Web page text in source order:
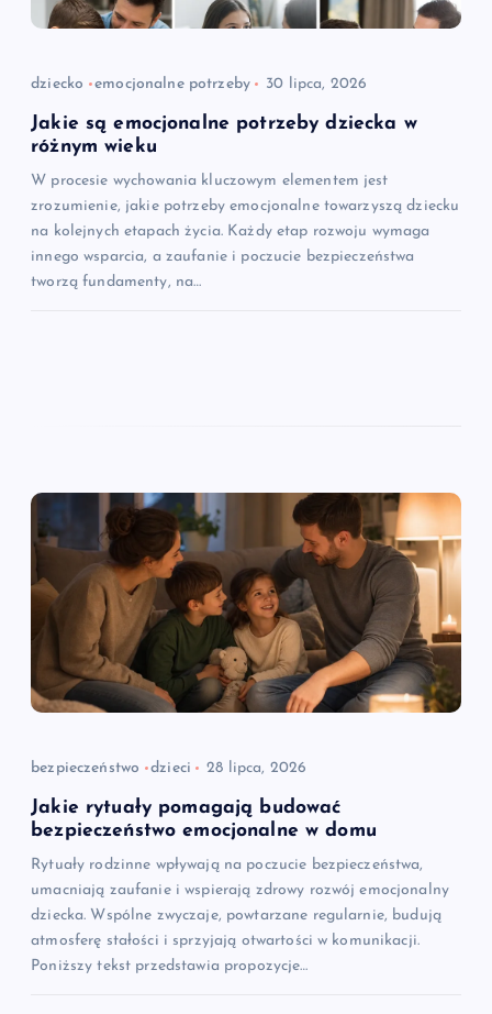
dziecko emocjonalne potrzeby 30 lipca, 2026
Jakie są emocjonalne potrzeby dziecka w
różnym wieku
W procesie wychowania kluczowym elementem jest
zrozumienie, jakie potrzeby emocjonalne towarzyszą dziecku
na kolejnych etapach życia. Każdy etap rozwoju wymaga
innego wsparcia, a zaufanie i poczucie bezpieczeństwa
tworzą fundamenty, na…
bezpieczeństwo dzieci 28 lipca, 2026
Jakie rytuały pomagają budować
bezpieczeństwo emocjonalne w domu
Rytuały rodzinne wpływają na poczucie bezpieczeństwa,
umacniają zaufanie i wspierają zdrowy rozwój emocjonalny
dziecka. Wspólne zwyczaje, powtarzane regularnie, budują
atmosferę stałości i sprzyjają otwartości w komunikacji.
Poniższy tekst przedstawia propozycje…